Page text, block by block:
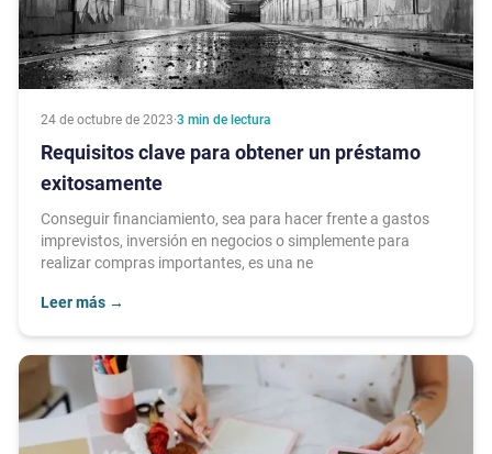
24 de octubre de 2023·3 min de lectura
Requisitos clave para obtener un préstamo
exitosamente
Conseguir financiamiento, sea para hacer frente a gastos
imprevistos, inversión en negocios o simplemente para
realizar compras importantes, es una ne
Leer más →